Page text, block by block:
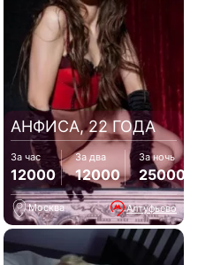
АНФИСА, 22 ГОДА
За час
12000
За два
12000
За ночь
25000
Москва Алтуфьево